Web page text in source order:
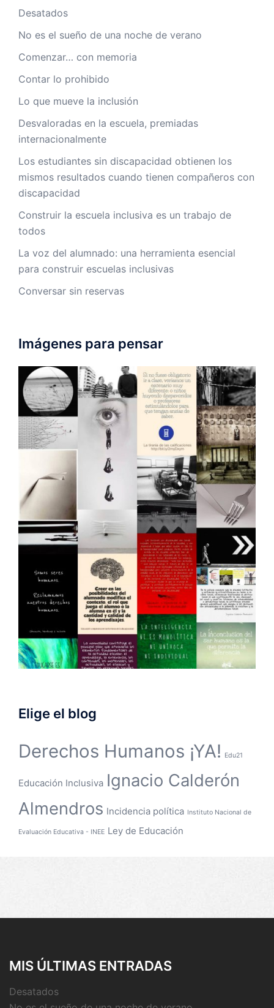
Desatados
No es el sueño de una noche de verano
Comenzar… con memoria
Contar lo prohibido
Lo que mueve la inclusión
Desvaloradas en la escuela, premiadas
internacionalmente
Los estudiantes sin discapacidad obtienen los
mismos resultados cuando tienen compañeros con
discapacidad
Construir la escuela inclusiva es un trabajo de
todos
La voz del alumnado: una herramienta esencial
para construir escuelas inclusivas
Conversar sin reservas
Imágenes para pensar
Elige el blog
Derechos Humanos ¡YA! Edu21
Educación Inclusiva Ignacio Calderón
Almendros Incidencia política Instituto Nacional de
Evaluación Educativa - INEE Ley de Educación
MIS ÚLTIMAS ENTRADAS
Desatados